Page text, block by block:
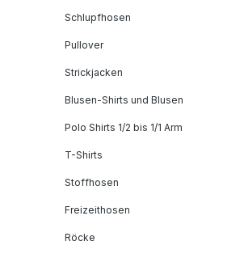
Schlupfhosen
Pullover
Strickjacken
Blusen-Shirts und Blusen
Polo Shirts 1/2 bis 1/1 Arm
T-Shirts
Stoffhosen
Freizeithosen
Röcke